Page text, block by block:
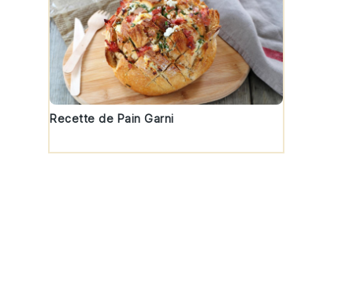
Recette de Pain Garni